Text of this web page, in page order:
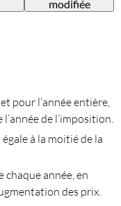
modifiée
pour l’année entière,
l’année de l’imposition.
à la moitié de la
chaque année, en
des prix.